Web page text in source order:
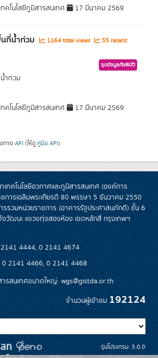
คโนโลยีภูมิสารสนเทศ 17 มีนาคม 2569
ที่น้ำท่วม 1164 total views
55 recent
ชุดข้อมูลภัยพิบัติ
ำท่วม
คโนโลยีภูมิสารสนเทศ 17 มีนาคม 2569
ทาง API (ให้ดู คู่มือ API).
ทคโนโลยีอวกาศและภูมิสารสนเทศ (องค์การ
การเฉลิมพระเกียรติ 80 พรรษา 5 ธันวาคม 2550
รรวมหน่วยราชการ (อาคารรัฐประศาสนภักดี) ชั้น 6
งวัฒนะ แขวงทุ่งสองห้อง เขตหลักสี่ กรุงเทพฯ
4444, 0 2141 4674
2141 4466, 0 2141 4468
รสนเทศขนาดใหญ่: wgs@gistda.or.th
จำนวนผู้เข้าชม 192124
รุ่นโปรแกรม: 3.0.0